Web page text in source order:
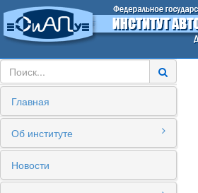
Главная
Об институте
Новости